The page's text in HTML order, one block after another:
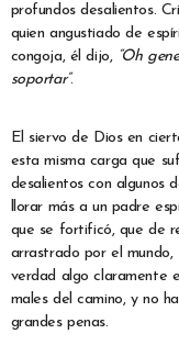
profundos desalientos.
quien angustiado de
congoja, él dijo, “Oh
soportar”.
El siervo de Dios en
esta misma carga que
desalientos con algunos
llorar más a un padre
que se fortificó, que de
arrastrado por el
verdad algo claramente
males del camino, y no
grandes penas.